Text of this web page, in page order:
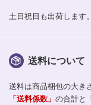
土日祝日も出荷します。
送料について
送料は商品梱包の大き
「送料係数」 の合計と